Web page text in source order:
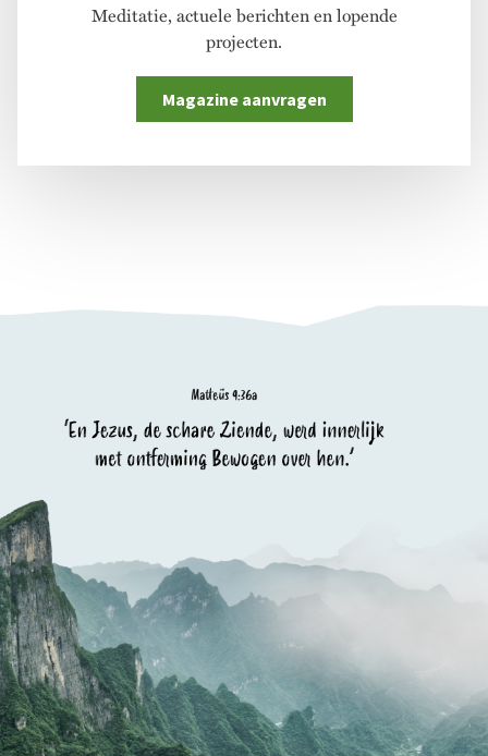
Meditatie, actuele berichten en lopende
projecten.
Magazine aanvragen